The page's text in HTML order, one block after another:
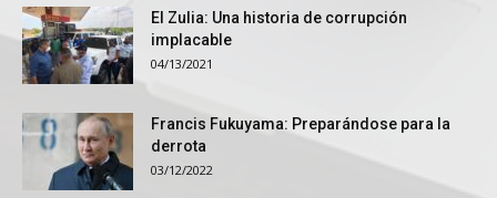
El Zulia: Una historia de corrupción
implacable
04/13/2021
Francis Fukuyama: Preparándose para la
derrota
03/12/2022